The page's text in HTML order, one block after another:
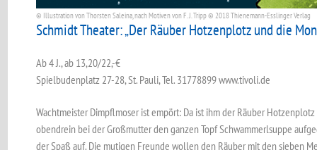
© Illustration von Thorsten Saleina, nach Motiven von F. J. Tripp ©️ 2018 Thienemann-Esslinger Verlag
Schmidt Theater: „Der Räuber Hotzenplotz und die
Ab 4 J., ab 13,20/22,-€
Spielbudenplatz 27-28, St. Pauli, Tel. 31778899 www.tivoli.de
Wachtmeister Dimpflmoser ist empört: Da ist ihm der ­Räuber
obendrein bei der Großmutter den ganzen Topf Schwammerl­suppe
der Spaß auf. Die mutigen Freunde wollen den Räuber mit den sieben